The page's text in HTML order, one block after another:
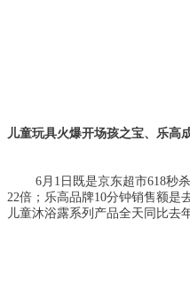
儿童玩具火爆开场孩之宝、乐高
6月1日既是京东超市618秒
22倍 ；乐高品牌10分钟销售额是
儿童沐浴露系列产品全天同比去